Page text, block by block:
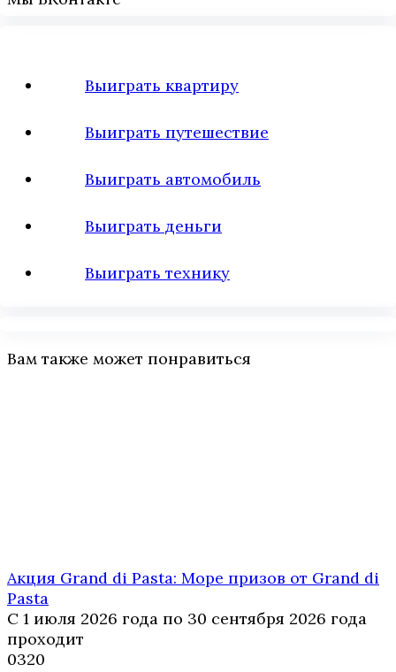
Выиграть квартиру
Выиграть путешествие
Выиграть автомобиль
Выиграть деньги
Выиграть технику
Вам также может понравиться
Акция Grand di Pasta: Море призов от Grand di
Pasta
С 1 июля 2026 года по 30 сентября 2026 года
проходит
0320